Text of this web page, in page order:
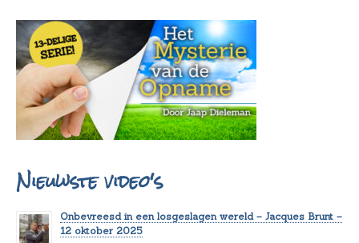
Nieuwste video's
Onbevreesd in een losgeslagen wereld – Jacques Brunt –
12 oktober 2025